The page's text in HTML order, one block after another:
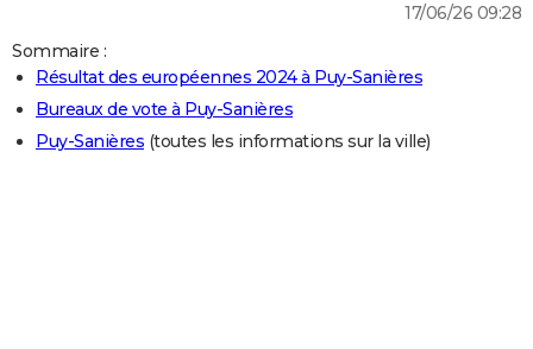
Guides de France
Escapades
Patrimoine
Expositions
Musées
Week-end nature
LIFESTYLE
Art de vivre
Bien-être
Loisirs
Mode
Modes de vie
17/06/26 09:28
Sommaire :
Résultat des européennes 2024 à Puy-Sanières
Bureaux de vote à Puy-Sanières
Puy-Sanières (toutes les informations sur la ville)